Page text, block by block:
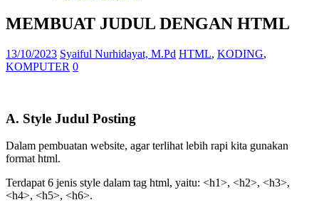
MEMBUAT JUDUL DENGAN HTML
13/10/2023 Syaiful Nurhidayat, M.Pd HTML, KODING,
KOMPUTER 0
A. Style Judul Posting
Dalam pembuatan website, agar terlihat lebih rapi kita gunakan
format html.
Terdapat 6 jenis style dalam tag html, yaitu: <h1>, <h2>, <h3>,
<h4>, <h5>, <h6>.